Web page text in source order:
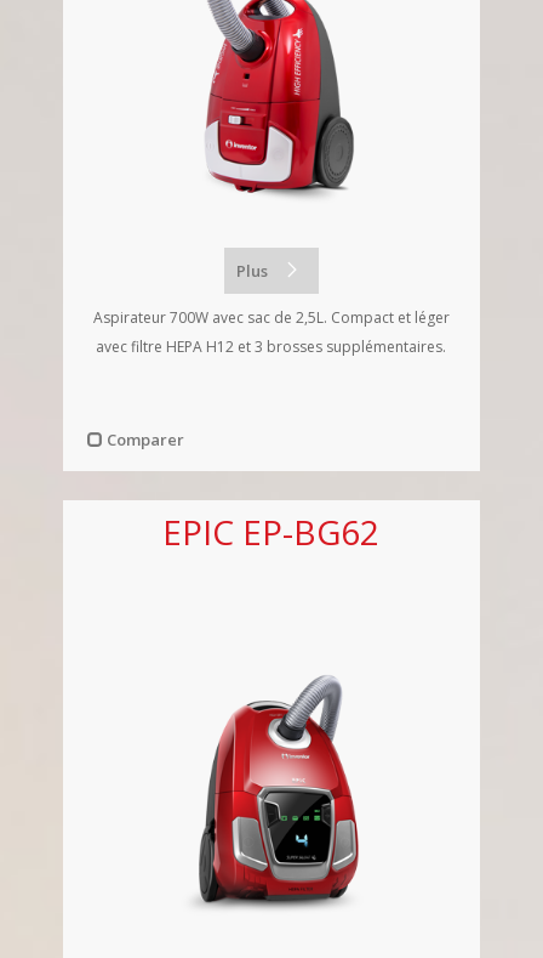
Plus
Aspirateur 700W avec sac de 2,5L. Compact et léger
avec filtre HEPA H12 et 3 brosses supplémentaires.
Comparer
EPIC EP-BG62